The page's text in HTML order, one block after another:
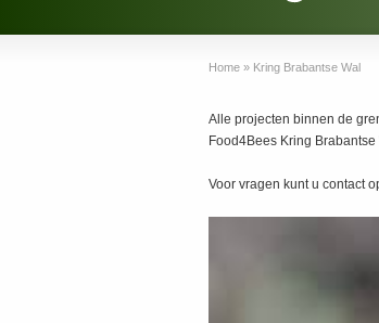
Home » Kring Brabantse Wal
Alle projecten binnen de
Food4Bees Kring Brabantse
Voor vragen kunt u contact